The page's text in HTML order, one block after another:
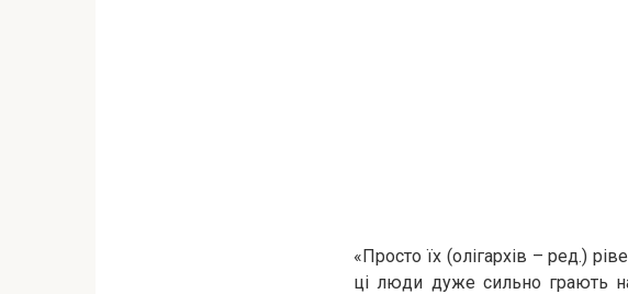
«Просто їх (олігархів – ред.)
ці люди дуже сильно грають